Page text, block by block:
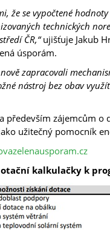
že se vypočtené
technických
ČR,“ujišťuje Jakub
úsporám.
zapracovali
nástroj bez obav
především zájemcům
užitečný pomocník
kalkulačky k